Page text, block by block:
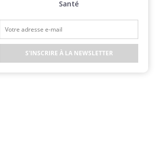
Santé
S'INSCRIRE À LA NEWSLETTER